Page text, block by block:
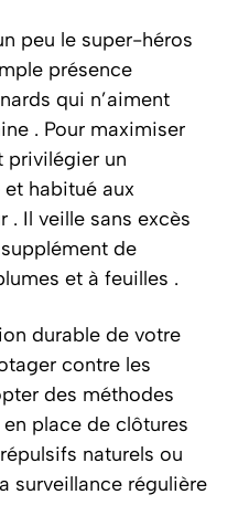
peu le super-héros
présence
qui n’aiment
. Pour maximiser
privilégier un
habitué aux
. Il veille sans excès
de
et à feuilles .
durable de votre
contre les
des méthodes
place de clôtures
naturels ou
surveillance régulière